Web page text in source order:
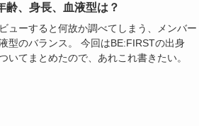
齢、身長、血液型は？
ューすると何故か調べてしまう、メンバー
型のバランス。 今回はBE:FIRSTの出身
てまとめたので、あれこれ書きたい。